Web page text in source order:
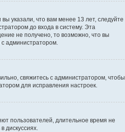
указали, что вам менее 13 лет, следуйте
до входа в систему. Эта
не получено, то возможно, что вы
администратором.
свяжитесь с администратором, чтобы
для исправления настроек.
пользователей, длительное время не
дискуссиях.